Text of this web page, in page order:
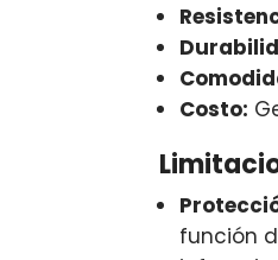
Costo:
función